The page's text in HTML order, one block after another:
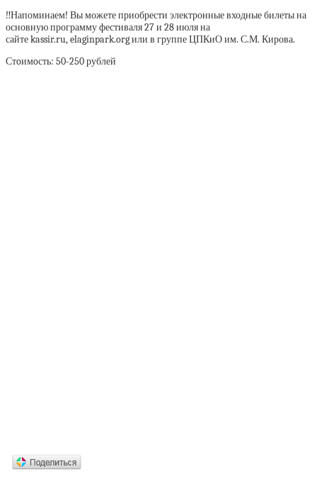
‼Напоминаем! Вы можете приобрести электронные входные билеты на
основную программу фестиваля 27 и 28 июля на
сайте kassir.ru, elaginpark.org или в группе ЦПКиО им. С.М. Кирова.
Стoимoсть: 50-250 рублей